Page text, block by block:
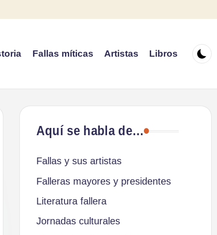
Fallas míticas Artistas Libros
Aquí se habla de…
Fallas y sus artistas
Falleras mayores y presidentes
Literatura fallera
Jornadas culturales